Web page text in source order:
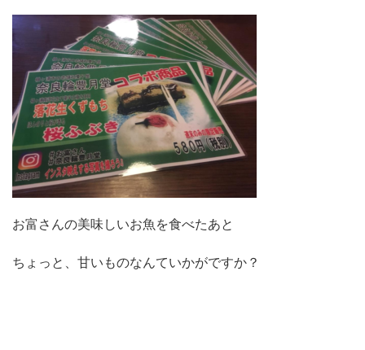
お富さんの美味しいお魚を食べたあと
ちょっと、甘いものなんていかがですか？